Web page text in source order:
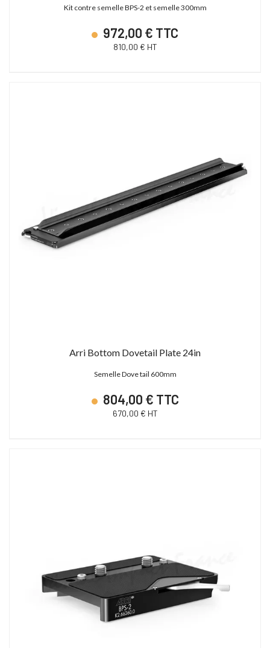
Kit contre semelle BPS-2 et semelle 300mm
972,00 € TTC
810,00 € HT
Arri Bottom Dovetail Plate 24in
Semelle Dove tail 600mm
804,00 € TTC
670,00 € HT